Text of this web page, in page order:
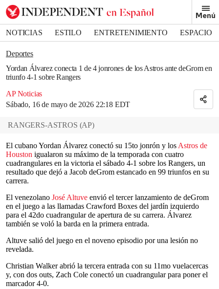
Menú
NOTICIAS ESTILO ENTRETENIMIENTO
ESPACIO
DEPORTES
Deportes
Yordan Álvarez conecta 1 de 4 jonrones de los Astros ante deGrom en
triunfo 4-1 sobre Rangers
AP Noticias
Sábado, 16 de mayo de 2026 22:18 EDT
Bookmark popover
Removed from bookmarks
Close popover
RANGERS-ASTROS (AP)
El cubano Yordan Álvarez conectó su 15to jonrón y los Astros de
Houston igualaron su máximo de la temporada con cuatro
cuadrangulares en la victoria el sábado 4-1 sobre los Rangers, un
resultado que dejó a Jacob deGrom estancado en 99 triunfos en su
carrera.
El venezolano José Altuve envió el tercer lanzamiento de deGrom
en el juego a las llamadas Crawford Boxes del jardín izquierdo
para el 42do cuadrangular de apertura de su carrera. Álvarez
también se voló la barda en la primera entrada.
Altuve salió del juego en el noveno episodio por una lesión no
revelada.
Christian Walker abrió la tercera entrada con su 11mo vuelacercas
y, con dos outs, Zach Cole conectó un cuadrangular para poner el
marcador 4-0.